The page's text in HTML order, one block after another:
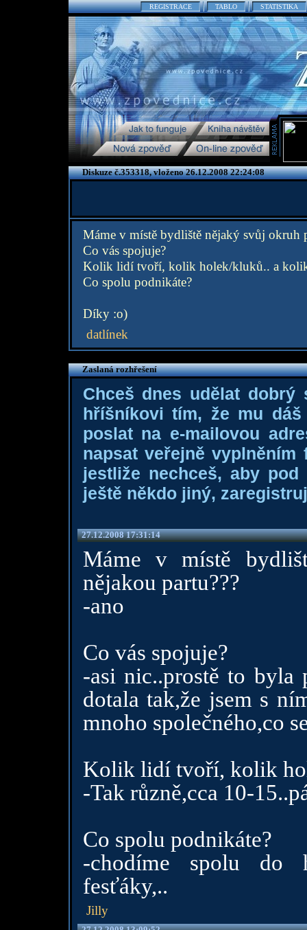
REGISTRACE TABLO STATISTIKA
Diskuze č.353318, vloženo 26.12.2008 22:24:08
Máme v místě bydliště nějaký svůj okruh
Co vás spojuje?
Kolik lidí tvoří, kolik holek/kluků.. a
Co spolu podnikáte?
Díky :o)
datlínek
Zaslaná rozhřešení
Chceš dnes udělat dobrý
hříšníkovi tím, že mu
poslat na e-mailovou
napsat veřejně
jestliže nechceš, aby
ještě někdo jiný,
27.12.2008 17:31:14
Máme v místě
nějakou partu???
-ano
Co vás spojuje?
-asi nic..prostě to byla
dotala tak,že jsem s
mnoho společného,co
Kolik lidí tvoří, kolik
-Tak různě,cca 10-
Co spolu podnikáte?
-chodíme spolu do
fesťáky,..
Jilly